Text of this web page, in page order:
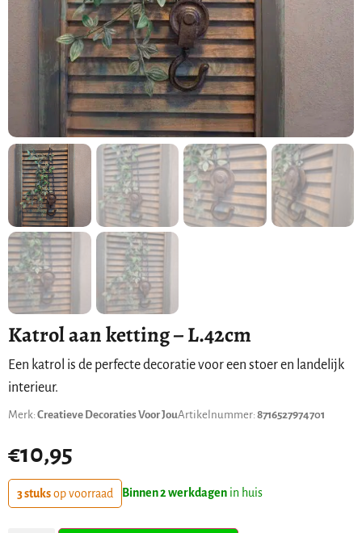
Katrol aan ketting – L.42cm
Een katrol is de perfecte decoratie voor een stoer en landelijk
interieur.
Merk: Creatieve Decoraties Voor JouArtikelnummer: 8716527974701
€10,95
3 stuksop voorraad Binnen 2 werkdagen in huis